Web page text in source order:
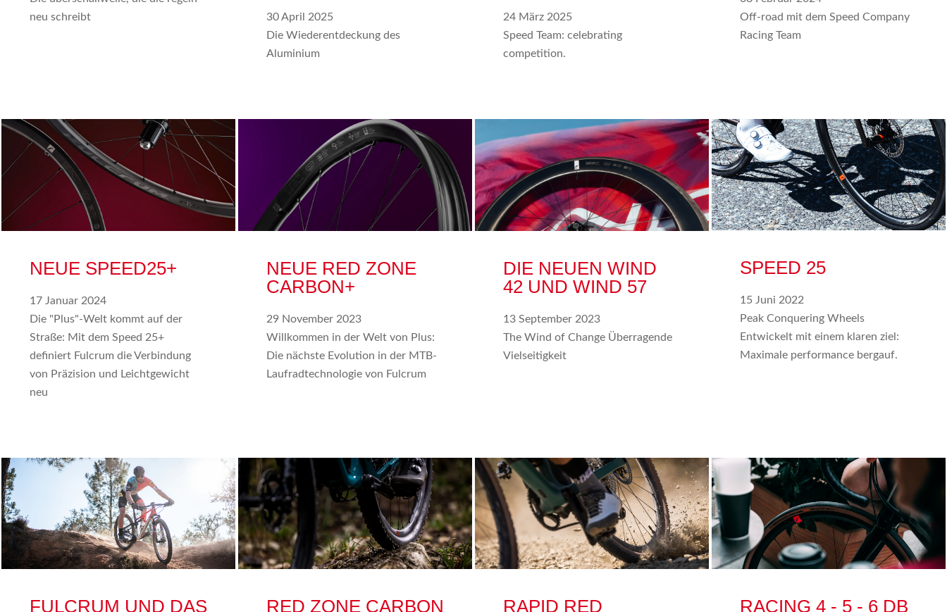
neu schreibt
30 April 2025
Die Wiederentdeckung des
Aluminium
24 März 2025
Speed Team: celebrating
competition.
Off-road mit dem Speed Company
Racing Team
NEUE SPEED25+
17 Januar 2024
Die "Plus"-Welt kommt auf der
Straße: Mit dem Speed 25+
definiert Fulcrum die Verbindung
von Präzision und Leichtgewicht
neu
NEUE RED ZONE
CARBON+
29 November 2023
Willkommen in der Welt von Plus:
Die nächste Evolution in der MTB-
Laufradtechnologie von Fulcrum
DIE NEUEN WIND
42 UND WIND 57
13 September 2023
The Wind of Change Überragende
Vielseitigkeit
SPEED 25
15 Juni 2022
Peak Conquering Wheels
Entwickelt mit einem klaren ziel:
Maximale performance bergauf.
FULCRUM UND DAS
RED ZONE CARBON
RAPID RED
RACING 4 - 5 - 6 DB